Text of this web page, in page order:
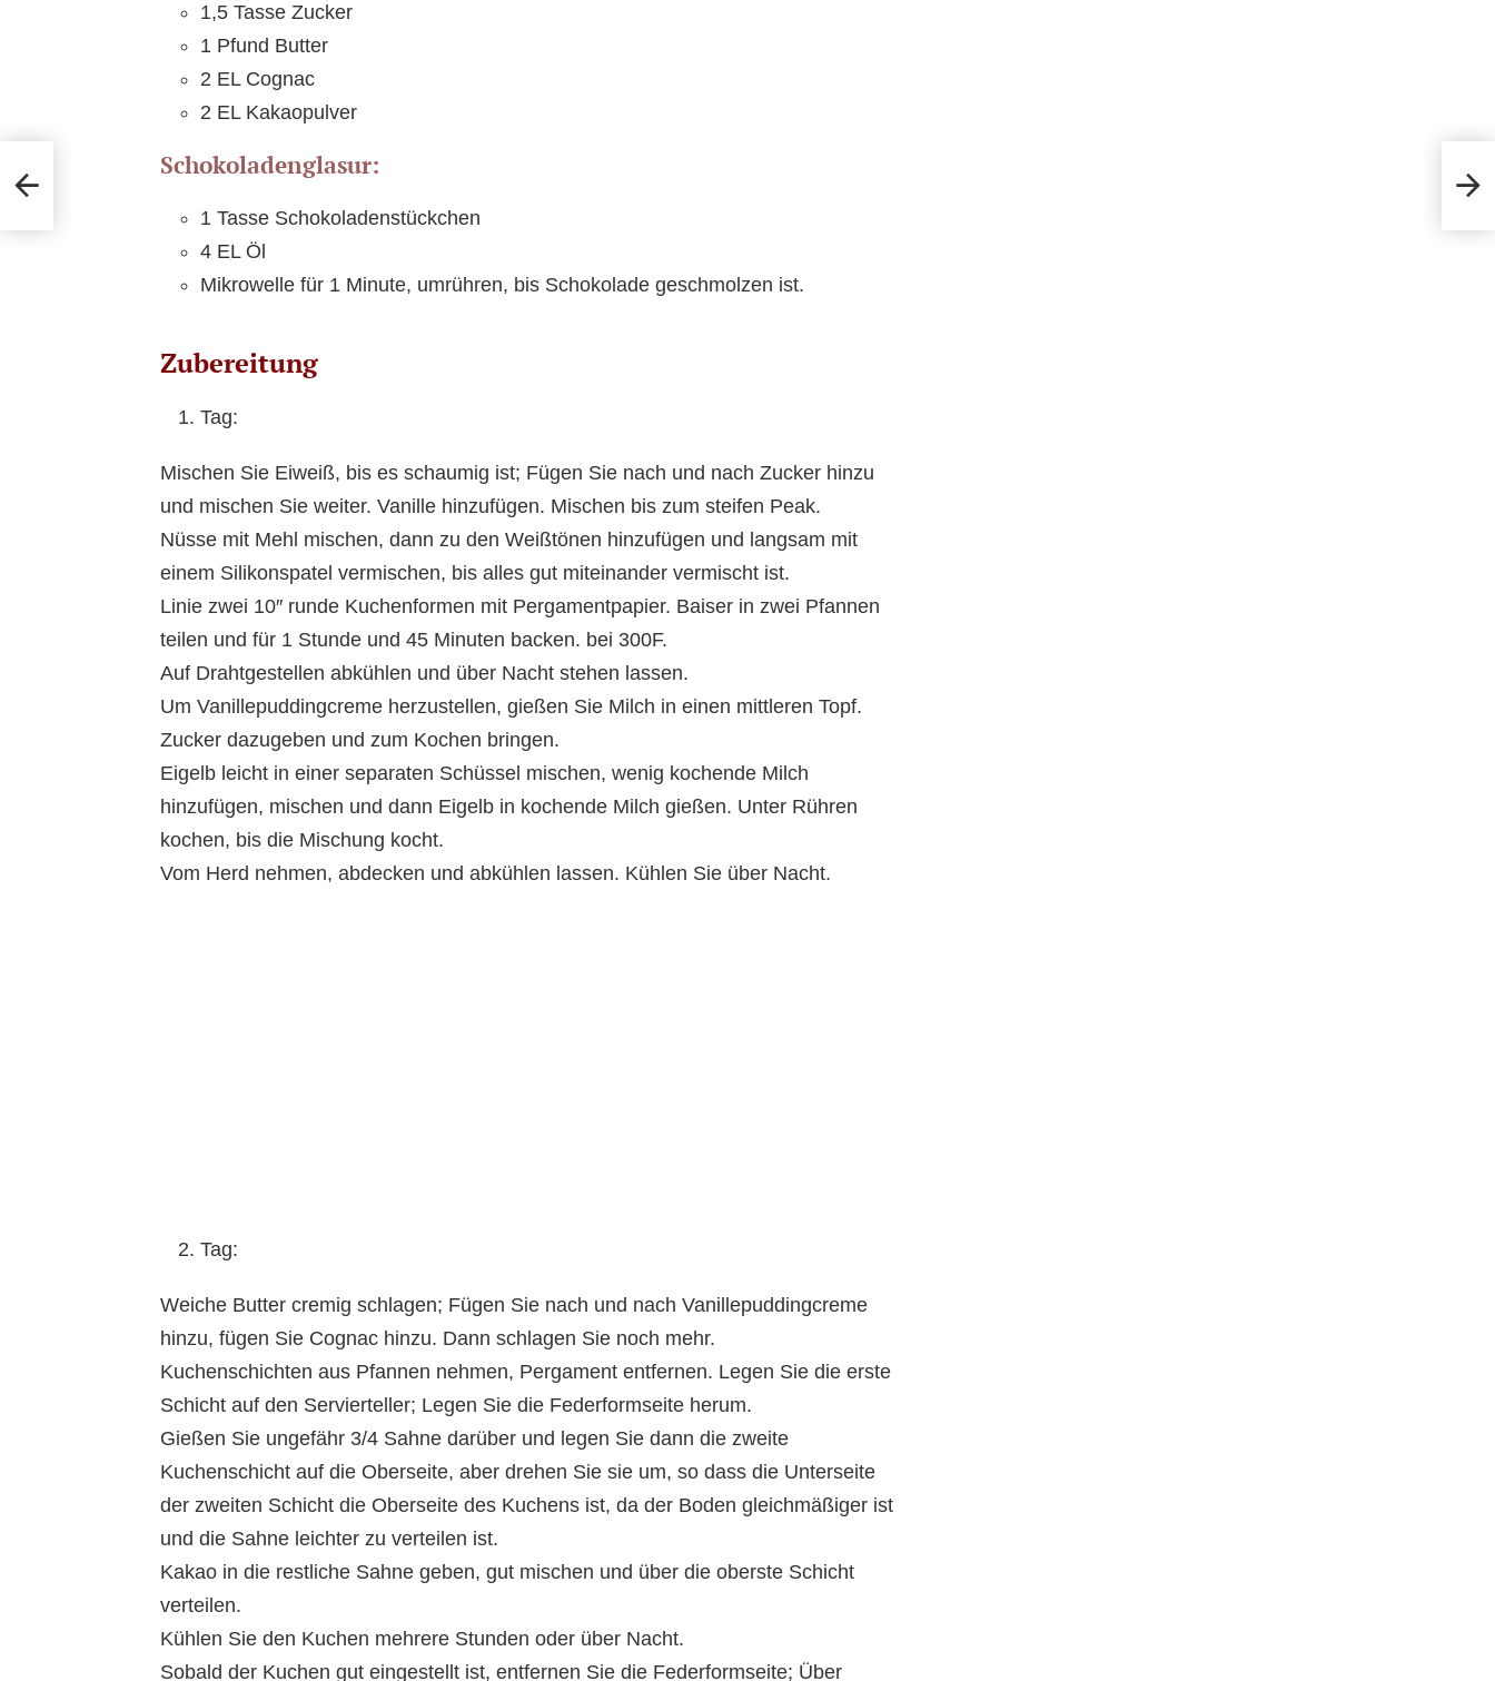
1,5 Tasse Zucker
1 Pfund Butter
2 EL Cognac
2 EL Kakaopulver
Schokoladenglasur:
1 Tasse Schokoladenstückchen
4 EL Öl
Mikrowelle für 1 Minute, umrühren, bis Schokolade geschmolzen ist.
Zubereitung
Tag:
Mischen Sie Eiweiß, bis es schaumig ist; Fügen Sie nach und nach Zucker hinzu
und mischen Sie weiter. Vanille hinzufügen. Mischen bis zum steifen Peak.
Nüsse mit Mehl mischen, dann zu den Weißtönen hinzufügen und langsam mit
einem Silikonspatel vermischen, bis alles gut miteinander vermischt ist.
Linie zwei 10″ runde Kuchenformen mit Pergamentpapier. Baiser in zwei Pfannen
teilen und für 1 Stunde und 45 Minuten backen. bei 300F.
Auf Drahtgestellen abkühlen und über Nacht stehen lassen.
Um Vanillepuddingcreme herzustellen, gießen Sie Milch in einen mittleren Topf.
Zucker dazugeben und zum Kochen bringen.
Eigelb leicht in einer separaten Schüssel mischen, wenig kochende Milch
hinzufügen, mischen und dann Eigelb in kochende Milch gießen. Unter Rühren
kochen, bis die Mischung kocht.
Vom Herd nehmen, abdecken und abkühlen lassen. Kühlen Sie über Nacht.
Tag:
Weiche Butter cremig schlagen; Fügen Sie nach und nach Vanillepuddingcreme
hinzu, fügen Sie Cognac hinzu. Dann schlagen Sie noch mehr.
Kuchenschichten aus Pfannen nehmen, Pergament entfernen. Legen Sie die erste
Schicht auf den Servierteller; Legen Sie die Federformseite herum.
Gießen Sie ungefähr 3/4 Sahne darüber und legen Sie dann die zweite
Kuchenschicht auf die Oberseite, aber drehen Sie sie um, so dass die Unterseite
der zweiten Schicht die Oberseite des Kuchens ist, da der Boden gleichmäßiger ist
und die Sahne leichter zu verteilen ist.
Kakao in die restliche Sahne geben, gut mischen und über die oberste Schicht
verteilen.
Kühlen Sie den Kuchen mehrere Stunden oder über Nacht.
Sobald der Kuchen gut eingestellt ist, entfernen Sie die Federformseite; Über